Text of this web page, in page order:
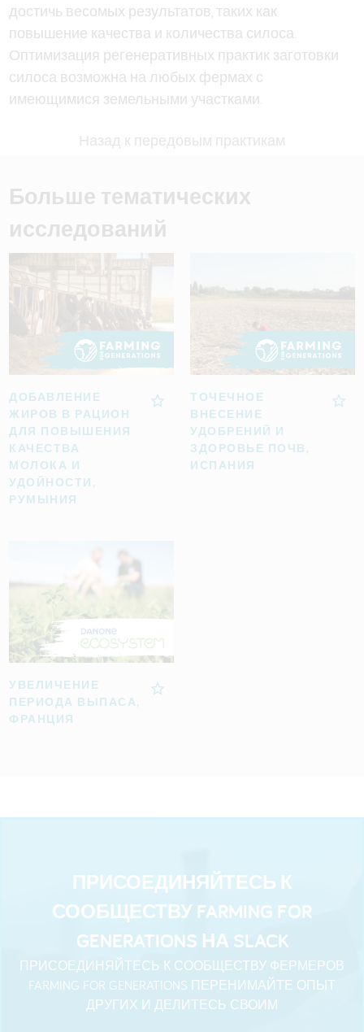
достичь весомых результатов, таких как
повышение качества и количества силоса.
Оптимизация регенеративных практик заготовки
силоса возможна на любых фермах с
имеющимися земельными участками.
Назад к передовым практикам
Больше тематических
исследований
ДОБАВЛЕНИЕ
ЖИРОВ В РАЦИОН
ДЛЯ ПОВЫШЕНИЯ
КАЧЕСТВА
МОЛОКА И
УДОЙНОСТИ,
РУМЫНИЯ
ТОЧЕЧНОЕ
ВНЕСЕНИЕ
УДОБРЕНИЙ И
ЗДОРОВЬЕ ПОЧВ,
ИСПАНИЯ
УВЕЛИЧЕНИЕ
ПЕРИОДА ВЫПАСА,
ФРАНЦИЯ
ПРИСОЕДИНЯЙТЕСЬ К
СООБЩЕСТВУ FARMING FOR
GENERATIONS НА SLACK
ПРИСОЕДИНЯЙТЕСЬ К СООБЩЕСТВУ ФЕРМЕРОВ
FARMING FOR GENERATIONS ПЕРЕНИМАЙТЕ ОПЫТ
ДРУГИХ И ДЕЛИТЕСЬ СВОИМ